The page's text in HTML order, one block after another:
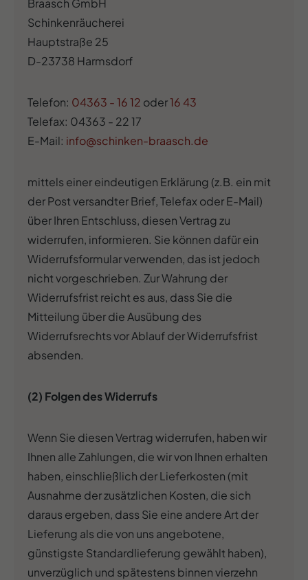
Braasch GmbH
Schinkenräucherei
Hauptstraße 25
D-23738 Harmsdorf
Telefon: 04363 - 16 12 oder16 43
Telefax: 04363 - 22 17
E-Mail: info@schinken-braasch.de
mittels einer eindeutigen Erklärung (z.B. ein mit
der Post versandter Brief, Telefax oder E-Mail)
über Ihren Entschluss, diesen Vertrag zu
widerrufen, informieren. Sie können dafür ein
Widerrufsformular verwenden, das ist jedoch
nicht vorgeschrieben. Zur Wahrung der
Widerrufsfrist reicht es aus, dass Sie die
Mitteilung über die Ausübung des
Widerrufsrechts vor Ablauf der Widerrufsfrist
absenden.
(2) Folgen des Widerrufs
Wenn Sie diesen Vertrag widerrufen, haben wir
Ihnen alle Zahlungen, die wir von Ihnen erhalten
haben, einschließlich der Lieferkosten (mit
Ausnahme der zusätzlichen Kosten, die sich
daraus ergeben, dass Sie eine andere Art der
Lieferung als die von uns angebotene,
günstigste Standardlieferung gewählt haben),
unverzüglich und spätestens binnen vierzehn